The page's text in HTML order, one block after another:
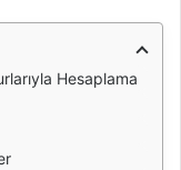
Hesaplama